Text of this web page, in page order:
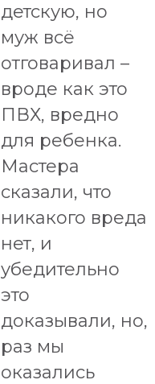
детскую, но
муж всё
отговаривал –
вроде как это
ПВХ, вредно
для ребенка.
Мастера
сказали, что
никакого вреда
нет, и
убедительно
это
доказывали, но,
раз мы
оказались